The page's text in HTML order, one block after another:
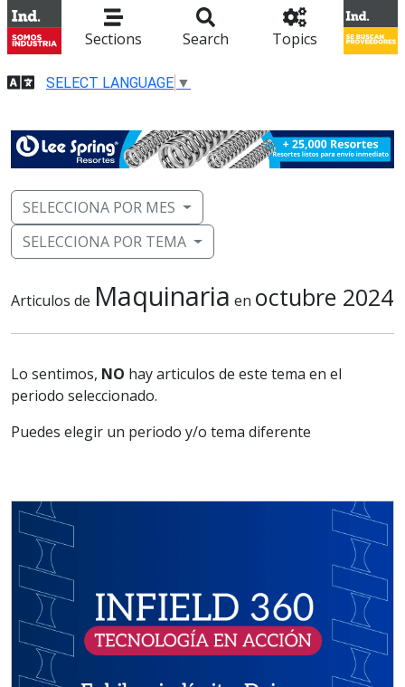
Sections Search Topics
SELECT LANGUAGE ▼
SELECCIONA POR MES
SELECCIONA POR TEMA
Articulos de Maquinaria en octubre 2024
Lo sentimos, NO hay articulos de este tema en el
periodo seleccionado.
Puedes elegir un periodo y/o tema diferente